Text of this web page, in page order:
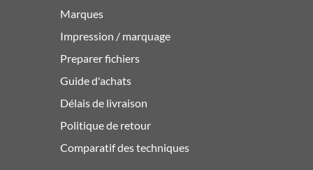
Marques
Impression / marquage
Preparer fichiers
Guide d'achats
Délais de livraison
Politique de retour
Comparatif des techniques